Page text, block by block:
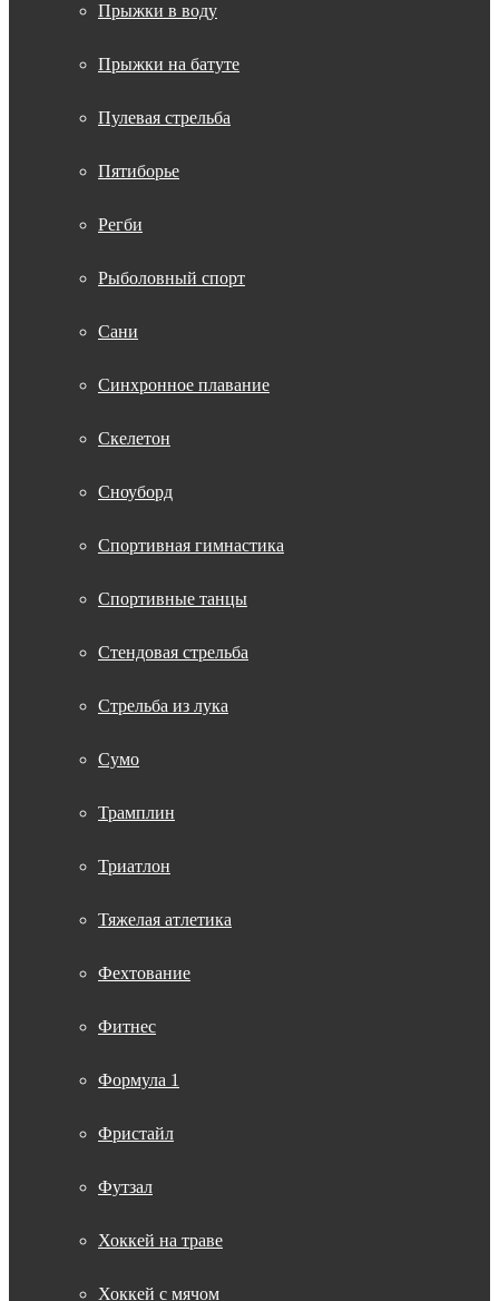
Прыжки в воду
Прыжки на батуте
Пулевая стрельба
Пятиборье
Регби
Рыболовный спорт
Сани
Синхронное плавание
Скелетон
Сноуборд
Спортивная гимнастика
Спортивные танцы
Стендовая стрельба
Стрельба из лука
Сумо
Трамплин
Триатлон
Тяжелая атлетика
Фехтование
Фитнес
Формула 1
Фристайл
Футзал
Хоккей на траве
Хоккей с мячом